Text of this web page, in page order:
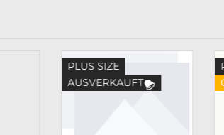
PLUS SIZE
AUSVERKAUFT